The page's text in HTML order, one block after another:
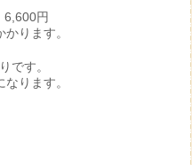
6,600円
ります。
です。
ります。